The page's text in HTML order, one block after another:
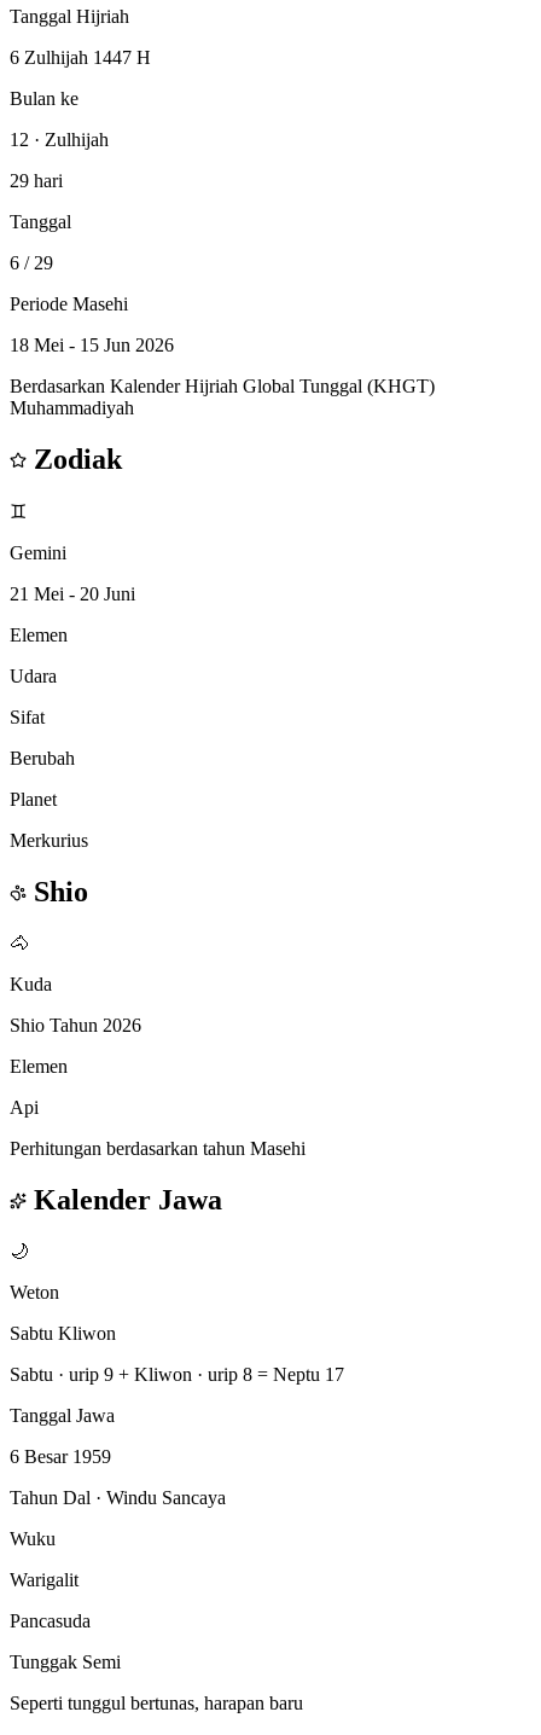
Tanggal Hijriah
6 Zulhijah 1447 H
Bulan ke
12 · Zulhijah
29 hari
Tanggal
6 / 29
Periode Masehi
18 Mei - 15 Jun 2026
Berdasarkan Kalender Hijriah Global Tunggal (KHGT)
Muhammadiyah
Zodiak
♊
Gemini
21 Mei - 20 Juni
Elemen
Udara
Sifat
Berubah
Planet
Merkurius
Shio
🐴
Kuda
Shio Tahun 2026
Elemen
Api
Perhitungan berdasarkan tahun Masehi
Kalender Jawa
🌙
Weton
Sabtu Kliwon
Sabtu · urip 9 + Kliwon · urip 8 = Neptu 17
Tanggal Jawa
6 Besar 1959
Tahun Dal · Windu Sancaya
Wuku
Warigalit
Pancasuda
Tunggak Semi
Seperti tunggul bertunas, harapan baru